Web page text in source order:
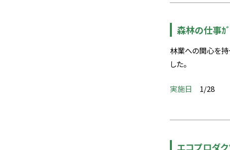
森林の仕事ｶ
林業への関心を持
した。
実施日 1/28
エコプロダ